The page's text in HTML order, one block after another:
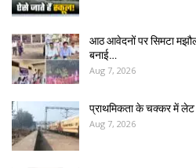
आठ आवेदनों पर सिमटा
बनाई…
Aug 7, 2026
प्राथमिकता के चक्कर में लेट
Aug 7, 2026